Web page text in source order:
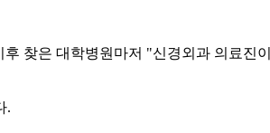
찾은 대학병원마저 "신경외과 의료진
.